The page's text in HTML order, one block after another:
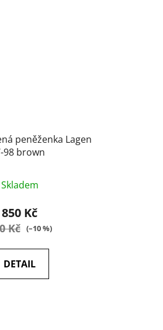
peněženka Lagen
98 brown
hodnocení
produktu
je
z
5
Skladem
850 Kč
Kč (–10 %)
DETAIL